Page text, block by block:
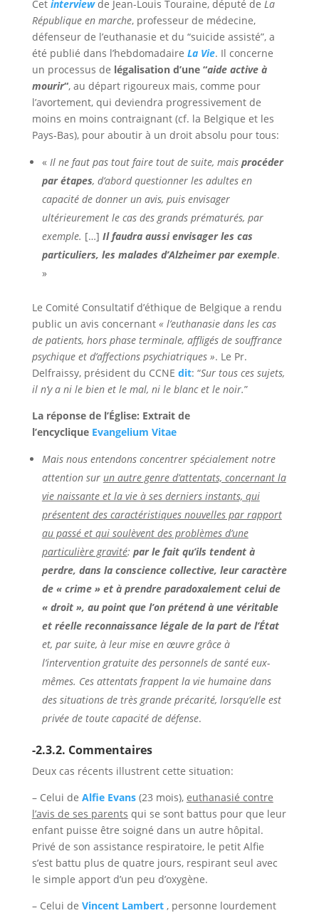
Cet interviewde Jean-Louis Touraine, député de La
République en marche, professeur de médecine,
défenseur de l’euthanasie et du “suicide assisté”, a
été publié dans l’hebdomadaire La Vie. Il concerne
un processus de légalisation d’une “aide active à
mourir“, au départ rigoureux mais, comme pour
l’avortement, qui deviendra progressivement de
moins en moins contraignant (cf. la Belgique et les
Pays-Bas), pour aboutir à un droit absolu pour tous:
« Il ne faut pas tout faire tout de suite, mais procéder
par étapes, d’abord questionner les adultes en
capacité de donner un avis, puis envisager
ultérieurement le cas des grands prématurés, par
exemple. […] Il faudra aussi envisager les cas
particuliers, les malades d’Alzheimer par exemple.
»
Le Comité Consultatif d’éthique de Belgique a rendu
public un avis concernant « l’euthanasie dans les cas
de patients, hors phase terminale, affligés de souffrance
psychique et d’affections psychiatriques ». Le Pr.
Delfraissy, président du CCNE dit: “Sur tous ces sujets,
il n’y a ni le bien et le mal, ni le blanc et le noir.”
La réponse de l’Église: Extrait de
l’encyclique Evangelium Vitae
Mais nous entendons concentrer spécialement notre
attention sur un autre genre d’attentats, concernant la
vie naissante et la vie à ses derniers instants, qui
présentent des caractéristiques nouvelles par rapport
au passé et qui soulèvent des problèmes d’une
particulière gravité: par le fait qu’ils tendent à
perdre, dans la conscience collective, leur caractère
de « crime » et à prendre paradoxalement celui de
« droit », au point que l’on prétend à une véritable
et réelle reconnaissance légale de la part de l’État
et, par suite, à leur mise en œuvre grâce à
l’intervention gratuite des personnels de santé eux-
mêmes. Ces attentats frappent la vie humaine dans
des situations de très grande précarité, lorsqu’elle est
privée de toute capacité de défense.
-2.3.2. Commentaires
Deux cas récents illustrent cette situation:
– Celui de Alfie Evans(23 mois), euthanasié contre
l’avis de ses parents qui se sont battus pour que leur
enfant puisse être soigné dans un autre hôpital.
Privé de son assistance respiratoire, le petit Alfie
s’est battu plus de quatre jours, respirant seul avec
le simple apport d’un peu d’oxygène.
– Celui de Vincent Lambert, personne lourdement